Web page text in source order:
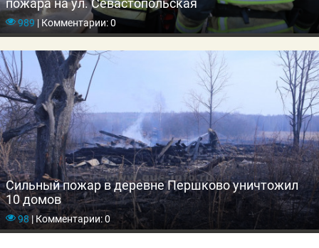
пожара на ул. Севастопольская
989 |Комментарии: 0
Сильный пожар в деревне Першково уничтожил
10 домов
98 |Комментарии: 0